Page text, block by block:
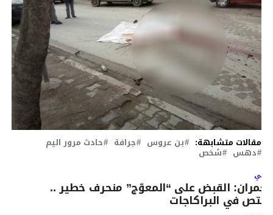
مقالات متشابهة: بن عروس جرافة حادث مرور اليم
دهس شخص
القبض على “المعوّج” منحرف خطير ..
في البراكاجات